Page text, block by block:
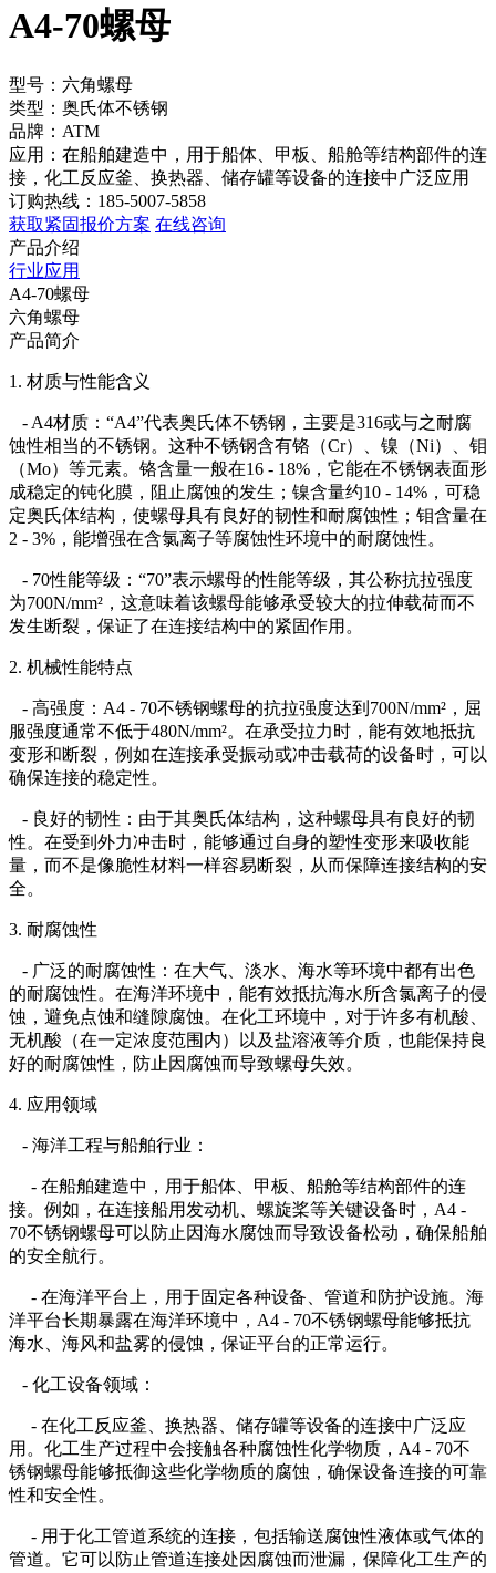
A4-70螺母
型号：六角螺母
类型：奥氏体不锈钢
品牌：ATM
应用：在船舶建造中，用于船体、甲板、船舱等结构部件的连
接，化工反应釜、换热器、储存罐等设备的连接中广泛应用
订购热线：185-5007-5858
获取紧固报价方案 在线咨询
产品介绍
行业应用
A4-70螺母
六角螺母
产品简介
1. 材质与性能含义
- A4材质：“A4”代表奥氏体不锈钢，主要是316或与之耐腐
蚀性相当的不锈钢。这种不锈钢含有铬（Cr）、镍（Ni）、钼
（Mo）等元素。铬含量一般在16 - 18%，它能在不锈钢表面形
成稳定的钝化膜，阻止腐蚀的发生；镍含量约10 - 14%，可稳
定奥氏体结构，使螺母具有良好的韧性和耐腐蚀性；钼含量在
2 - 3%，能增强在含氯离子等腐蚀性环境中的耐腐蚀性。
- 70性能等级：“70”表示螺母的性能等级，其公称抗拉强度
为700N/mm²，这意味着该螺母能够承受较大的拉伸载荷而不
发生断裂，保证了在连接结构中的紧固作用。
2. 机械性能特点
- 高强度：A4 - 70不锈钢螺母的抗拉强度达到700N/mm²，屈
服强度通常不低于480N/mm²。在承受拉力时，能有效地抵抗
变形和断裂，例如在连接承受振动或冲击载荷的设备时，可以
确保连接的稳定性。
- 良好的韧性：由于其奥氏体结构，这种螺母具有良好的韧
性。在受到外力冲击时，能够通过自身的塑性变形来吸收能
量，而不是像脆性材料一样容易断裂，从而保障连接结构的安
全。
3. 耐腐蚀性
- 广泛的耐腐蚀性：在大气、淡水、海水等环境中都有出色
的耐腐蚀性。在海洋环境中，能有效抵抗海水所含氯离子的侵
蚀，避免点蚀和缝隙腐蚀。在化工环境中，对于许多有机酸、
无机酸（在一定浓度范围内）以及盐溶液等介质，也能保持良
好的耐腐蚀性，防止因腐蚀而导致螺母失效。
4. 应用领域
- 海洋工程与船舶行业：
- 在船舶建造中，用于船体、甲板、船舱等结构部件的连
接。例如，在连接船用发动机、螺旋桨等关键设备时，A4 -
70不锈钢螺母可以防止因海水腐蚀而导致设备松动，确保船舶
的安全航行。
- 在海洋平台上，用于固定各种设备、管道和防护设施。海
洋平台长期暴露在海洋环境中，A4 - 70不锈钢螺母能够抵抗
海水、海风和盐雾的侵蚀，保证平台的正常运行。
- 化工设备领域：
- 在化工反应釜、换热器、储存罐等设备的连接中广泛应
用。化工生产过程中会接触各种腐蚀性化学物质，A4 - 70不
锈钢螺母能够抵御这些化学物质的腐蚀，确保设备连接的可靠
性和安全性。
- 用于化工管道系统的连接，包括输送腐蚀性液体或气体的
管道。它可以防止管道连接处因腐蚀而泄漏，保障化工生产的